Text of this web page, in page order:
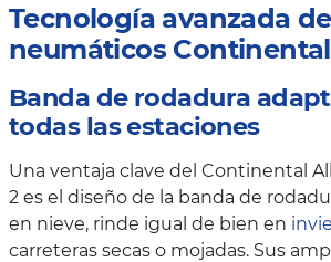
Tecnología avanzada
neumáticos Continental
Banda de rodadura
todas las estaciones
Una ventaja clave del Continental
2 es el diseño de la banda de
en nieve, rinde igual de bien en
carreteras secas o mojadas. Sus